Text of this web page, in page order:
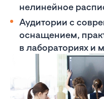
нелинейное
Аудитории с
оснащением,
в лабораториях и